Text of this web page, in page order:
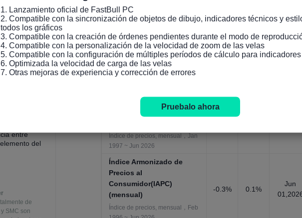
~ Jun 2026
Precios al
Consumidor(IAPC)
Índice de precios, mensual，Jan
1996 ~ Jun 2026
102.3
8
102.7
1
Precios al
Consumidor(IAPC)
Índice de precios, mensual，Jan
1997 ~ Jun 2026
2%
Índice Armonizado de
Precios al
Consumidor(IAPC)
(mensual)
Índice de precios, mensual，Feb
-0.3% 0.1%
Jun
1. Lanzamiento oficial de FastBull PC
2. Compatible con la sincronización de objetos de dibujo, indicadores técnicos y
todos los gráficos
3. Compatible con la creación de órdenes pendientes durante el modo de
4. Compatible con la personalización de la velocidad de zoom de las velas
5. Compatible con la configuración de múltiples períodos de cálculo para
6. Optimizada la velocidad de carga de las velas
7. Otras mejoras de experiencia y corrección de errores
Pruebalo ahora